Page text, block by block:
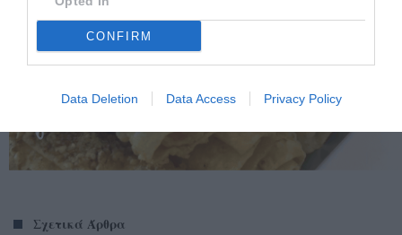
CONFIRM
Data Deletion Data Access Privacy Policy
Σχετικά Άρθρα